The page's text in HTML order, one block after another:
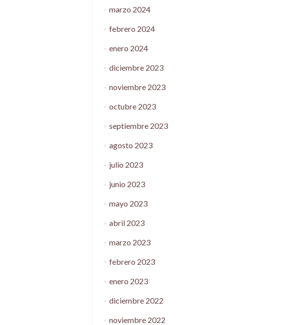
marzo 2024
febrero 2024
enero 2024
diciembre 2023
noviembre 2023
octubre 2023
septiembre 2023
agosto 2023
julio 2023
junio 2023
mayo 2023
abril 2023
marzo 2023
febrero 2023
enero 2023
diciembre 2022
noviembre 2022